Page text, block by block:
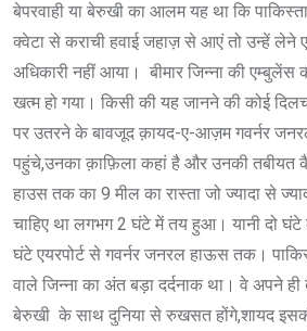
बेपरवाही या बेरुखी का आलम यह था कि
क्वेटा से कराची हवाई जहाज़ से आएं तो उन्हें लेने
अधिकारी नहीं आया। बीमार जिन्ना की एम्बुलेंस
खत्म हो गया। किसी की यह जानने की कोई
पर उतरने के बावजूद क़ायद-ए-आज़म गवर्नर
पहुंचे,उनका क़ाफ़िला कहां है और उनकी तबीयत
हाउस तक का 9 मील का रास्ता जो ज्यादा से
चाहिए था लगभग 2 घंटे में तय हुआ। यानी दो
घंटे एयरपोर्ट से गवर्नर जनरल हाऊस तक।
वाले जिन्ना का अंत बड़ा दर्दनाक था। वे अपने
बेरुखी के साथ दुनिया से रुखसत होंगे,शायद